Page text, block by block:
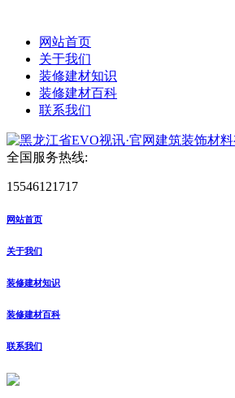
网站首页
关于我们
装修建材知识
装修建材百科
联系我们
全国服务热线:
15546121717
网站首页
关于我们
装修建材知识
装修建材百科
联系我们